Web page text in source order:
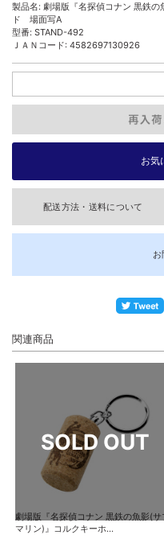
製品名: 劇場版『名探偵コナン 黒鉄
ド 場面写A
型番: STAND-492
ＪＡＮコード: 4582697130926
配送方法・送料について
お
関連商品
劇場版『名探偵コナン 黒鉄の魚影(サ
マリン)』コルクキーホ...